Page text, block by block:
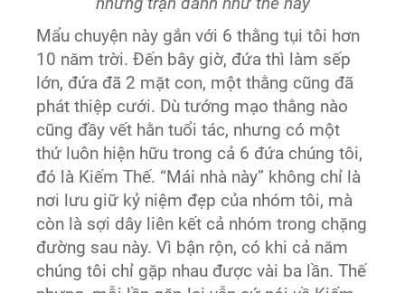
Mẩu chuyện này gắn với 6 thằng tụi tôi hơn
10 năm trời. Đến bây giờ, đứa thì làm sếp
lớn, đứa đã 2 mặt con, một thằng cũng đã
phát thiệp cưới. Dù tướng mạo thằng nào
cũng đầy vết hằn tuổi tác, nhưng có một
thứ luôn hiện hữu trong cả 6 đứa chúng tôi,
đó là Kiếm Thế. “Mái nhà này” không chỉ là
nơi lưu giữ kỷ niệm đẹp của nhóm tôi, mà
còn là sợi dây liên kết cả nhóm trong chặng
đường sau này. Vì bận rộn, có khi cả năm
chúng tôi chỉ gặp nhau được vài ba lần. Thế